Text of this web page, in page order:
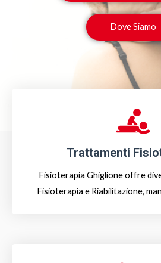
Dove Siamo
Trattamenti
Fisioterapia Ghiglione offre
Fisioterapia e Riabilitazione,